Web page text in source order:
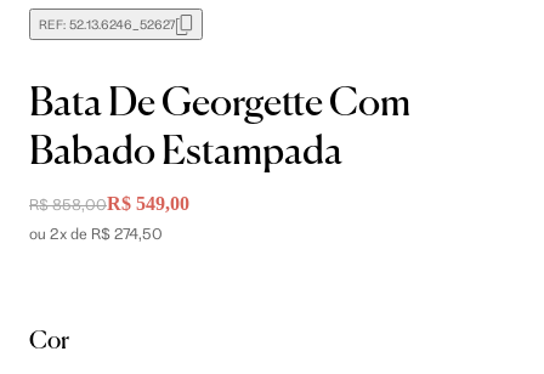
REF: 52.13.6246_52627
Bata De Georgette Com
Babado Estampada
R$ 858,00R$ 549,00
ou 2x de R$ 274,50
Cor